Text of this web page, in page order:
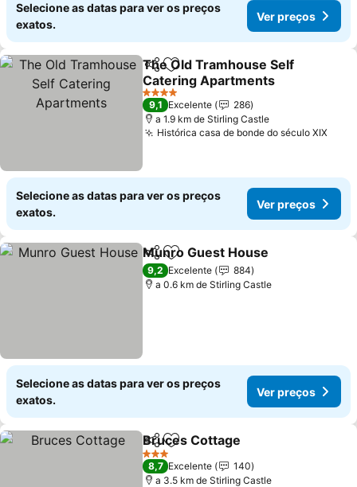
Selecione as datas para ver os preços
exatos.
Ver preços
PartilharAdicionar aos favoritos
The Old Tramhouse Self
Catering Apartments
Ver preços
4 Estrelas
9,1 Excelente
286
a 1.9 km de Stirling Castle
Histórica casa de bonde do século XIXVer
Selecione as datas para ver os preços
exatos.
Ver preços
PartilharAdicionar aos favoritos
Munro Guest House
9,2 Excelente
884
a 0.6 km de Stirling Castle
Selecione as datas para ver os preços
exatos.
Ver preços
PartilharAdicionar aos favoritos
Bruces Cottage
3 Estrelas
8,7 Excelente
140
a 3.5 km de Stirling Castle